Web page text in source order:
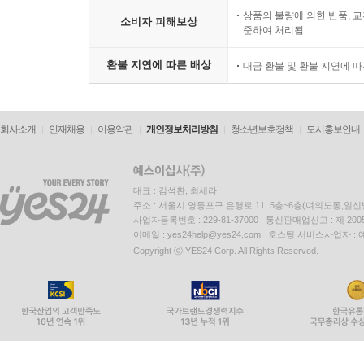
소비자 피해보상
상품의 불량에 의한 반품,
준하여 처리됨
환불 지연에 따른 배상 대금 환불 및 환불 지연에
회사소개 인재채용 이용약관 개인정보처리방침 청소년보호정책 도서홍보안내
대표 : 김석환, 최세라
주소 : 서울시 영등포구 은행로 11, 5층~6층(여의도동,일신
사업자등록번호 : 229-81-37000 통신판매업신고 : 제
이메일 : yes24help@yes24.com 호스팅 서비스사업자 :
Copyright ⓒ YES24 Corp. All Rights Reserved.